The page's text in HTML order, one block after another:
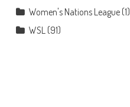
Women's Nations League(1)
WSL (91)